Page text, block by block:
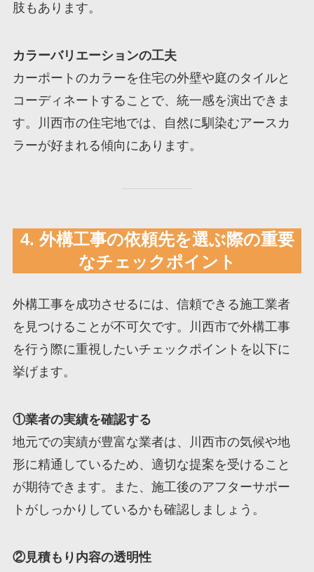
肢もあります。
カラーバリエーションの工夫
カーポートのカラーを住宅の外壁や庭のタイルと
コーディネートすることで、統一感を演出できま
す。川西市の住宅地では、自然に馴染むアースカ
ラーが好まれる傾向にあります。
4. 外構工事の依頼先を選ぶ際の重要
なチェックポイント
外構工事を成功させるには、信頼できる施工業者
を見つけることが不可欠です。川西市で外構工事
を行う際に重視したいチェックポイントを以下に
挙げます。
①業者の実績を確認する
地元での実績が豊富な業者は、川西市の気候や地
形に精通しているため、適切な提案を受けること
が期待できます。また、施工後のアフターサポー
トがしっかりしているかも確認しましょう。
②見積もり内容の透明性